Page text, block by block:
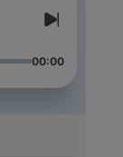
00:00